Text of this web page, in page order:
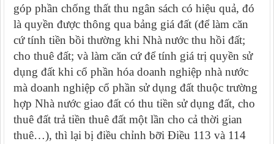
góp phần chống thất thu ngân sách có hiệu quả, đó
là quyền được thông qua bảng giá đất (để làm căn
cứ tính tiền bồi thường khi Nhà nước thu hồi đất;
cho thuê đất; và làm căn cứ để tính giá trị quyền sử
dụng đất khi cổ phần hóa doanh nghiệp nhà nước
mà doanh nghiệp cổ phần sử dụng đất thuộc trường
hợp Nhà nước giao đất có thu tiền sử dụng đất, cho
thuê đất trả tiền thuê đất một lần cho cả thời gian
thuê…), thì lại bị điều chỉnh bỡi Điều 113 và 114